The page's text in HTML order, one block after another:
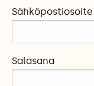
Sähköpostiosoite
Salasana